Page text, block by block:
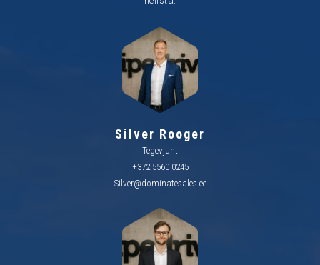
Silver Rooger
Tegevjuht
+372 5560 0245
Silver@dominatesales.ee